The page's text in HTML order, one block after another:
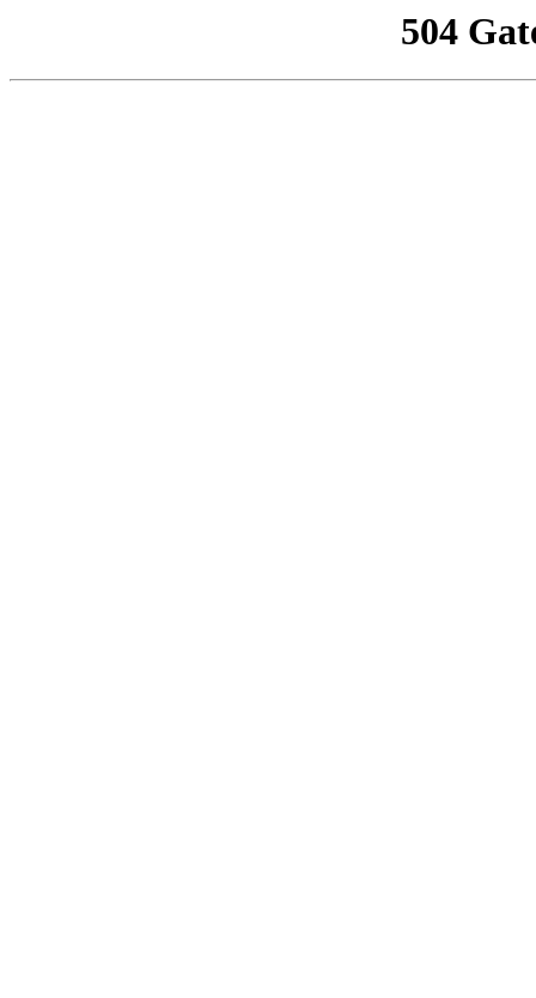
504